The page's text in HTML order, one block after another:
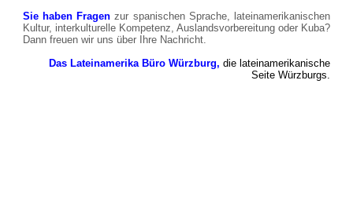
Sie haben Fragen zur spanischen Sprache, lateinamerikanischen
Kultur, interkulturelle Kompetenz, Auslandsvorbereitung oder Kuba?
Dann freuen wir uns über Ihre Nachricht.
Das Lateinamerika Büro Würzburg,die lateinamerikanische
Seite Würzburgs.